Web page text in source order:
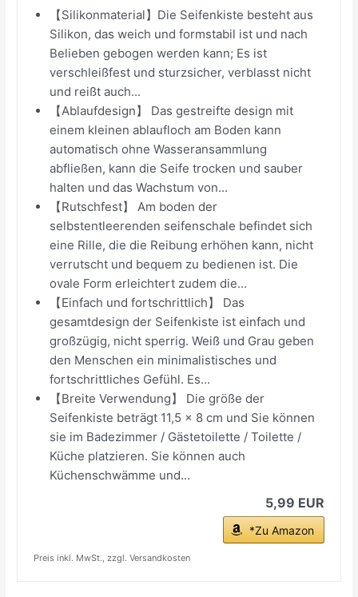
【Silikonmaterial】Die Seifenkiste besteht aus
Silikon, das weich und formstabil ist und nach
Belieben gebogen werden kann; Es ist
verschleißfest und sturzsicher, verblasst nicht
und reißt auch...
【Ablaufdesign】 Das gestreifte design mit
einem kleinen ablaufloch am Boden kann
automatisch ohne Wasseransammlung
abfließen, kann die Seife trocken und sauber
halten und das Wachstum von...
【Rutschfest】 Am boden der
selbstentleerenden seifenschale befindet sich
eine Rille, die die Reibung erhöhen kann, nicht
verrutscht und bequem zu bedienen ist. Die
ovale Form erleichtert zudem die...
【Einfach und fortschrittlich】 Das
gesamtdesign der Seifenkiste ist einfach und
großzügig, nicht sperrig. Weiß und Grau geben
den Menschen ein minimalistisches und
fortschrittliches Gefühl. Es...
【Breite Verwendung】 Die größe der
Seifenkiste beträgt 11,5 x 8 cm und Sie können
sie im Badezimmer / Gästetoilette / Toilette /
Küche platzieren. Sie können auch
Küchenschwämme und...
5,99 EUR
*Zu Amazon
Preis inkl. MwSt., zzgl. Versandkosten